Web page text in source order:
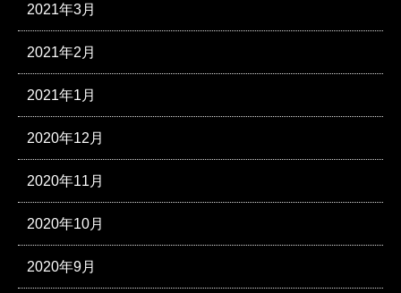
2021年3月
2021年2月
2021年1月
2020年12月
2020年11月
2020年10月
2020年9月